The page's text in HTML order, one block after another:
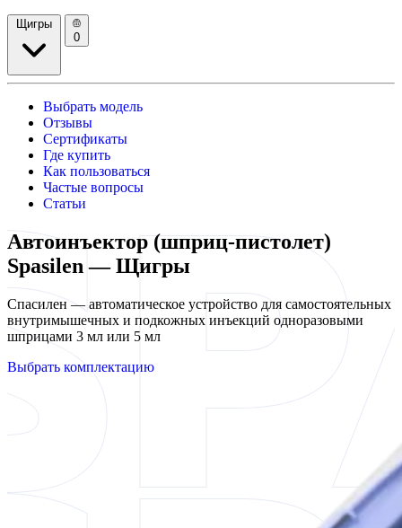
Щигры
0
Выбрать модель
Отзывы
Сертификаты
Где купить
Как пользоваться
Частые вопросы
Статьи
Автоинъектор (шприц-пистолет)
Spasilen — Щигры
Спасилен — автоматическое устройство для самостоятельных
внутримышечных и подкожных инъекций одноразовыми
шприцами 3 мл или 5 мл
Выбрать комплектацию